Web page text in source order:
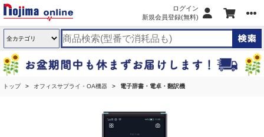
ログイン
新規会員登録(無料)
トップ オフィスサプライ・OA機器 電子辞書・電卓・翻訳機